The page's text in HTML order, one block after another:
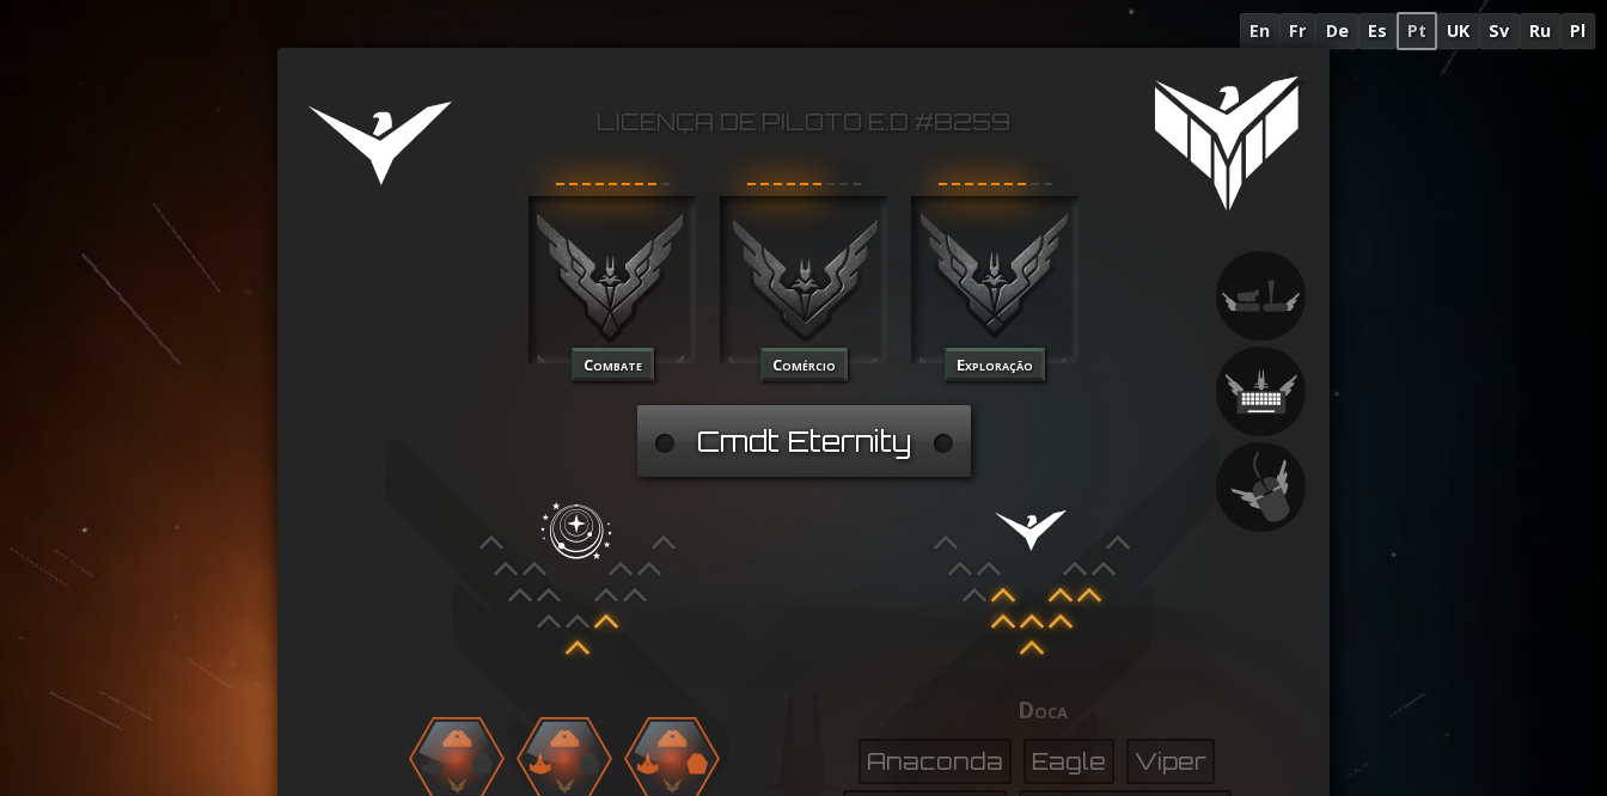
En Fr De Es Pt UK Sv Ru Pl
LICENÇA DE PILOTO E:D #8259
Combate Comércio Exploração
Cmdt Eternity
Doca
Anaconda Eagle
Viper